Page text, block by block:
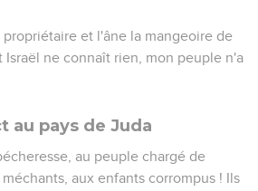
et l'âne la mangeoire de
Israël ne connaît rien, mon peuple n'a
au pays de Juda
au peuple chargé de
aux enfants corrompus ! Ils